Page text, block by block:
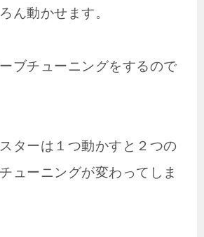
ん動かせます。
ブチューニングをするので
ターは１つ動かすと２つの
ューニングが変わってしま